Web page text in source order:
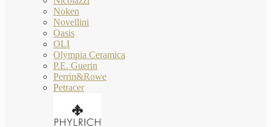
Noken
Novellini
Oasis
OLI
Olympia Ceramica
P.E. Guerin
Perrin&Rowe
Petracer